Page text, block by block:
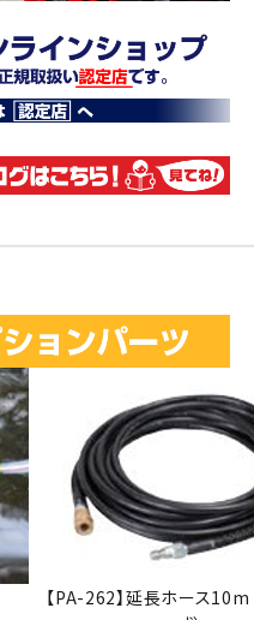
【PA-262】延長ホース10m